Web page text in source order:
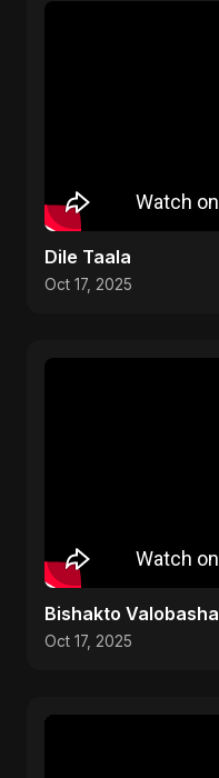
Dile Taala
Oct 17, 2025
Bishakto Valobasha
Oct 17, 2025